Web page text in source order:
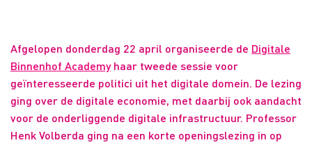
Afgelopen donderdag 22 april organiseerde de Digitale
Binnenhof Academyhaar tweede sessie voor
geïnteresseerde politici uit het digitale domein. De lezing
ging over de digitale economie, met daarbij ook aandacht
voor de onderliggende digitale infrastructuur. Professor
Henk Volberda ging na een korte openingslezing in op